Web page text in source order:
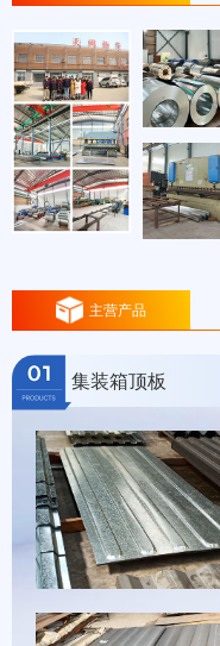
主营产品
集装箱顶板